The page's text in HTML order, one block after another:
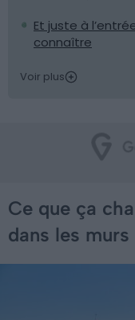
Et juste à
connaître
Voir plus
Ce que ça
dans les murs